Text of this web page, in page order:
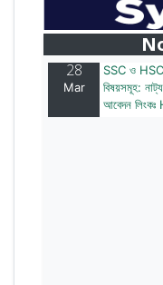
২০টির অধিক
আবেদন
28
Mar
SSC ও
বিষয়সমূহ:
আবেদন